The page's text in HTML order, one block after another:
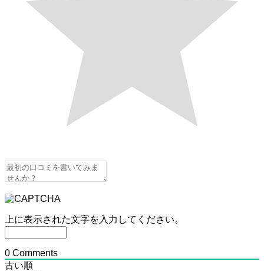
上に表示された文字を入力してください。
0 Comments
古い順